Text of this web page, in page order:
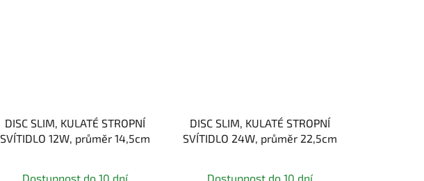
DISC SLIM, KULATÉ STROPNÍ
SVÍTIDLO 12W, průměr 14,5cm
Dostupnost do 10 dní
DISC SLIM, KULATÉ STROPNÍ
SVÍTIDLO 24W, průměr 22,5cm
Dostupnost do 10 dní